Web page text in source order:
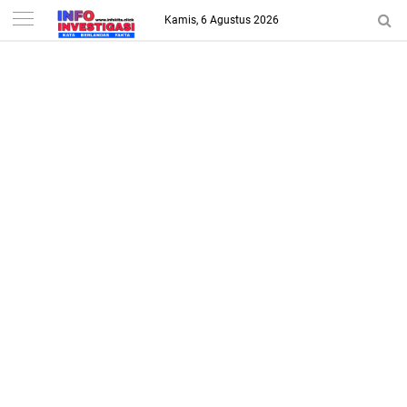
-->
Kamis, 6 Agustus 2026